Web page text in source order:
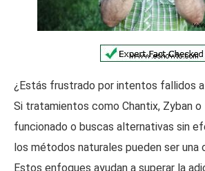
¿Estás frustrado por intentos fallidos
Si tratamientos como Chantix, Zyban
funcionado o buscas alternativas sin
los métodos naturales pueden ser una
Estos enfoques ayudan a superar la